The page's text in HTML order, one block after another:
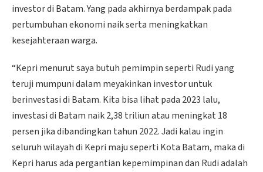
investor di Batam. Yang pada akhirnya berdampak pada
pertumbuhan ekonomi naik serta meningkatkan
kesejahteraan warga.
“Kepri menurut saya butuh pemimpin seperti Rudi yang
teruji mumpuni dalam meyakinkan investor untuk
berinvestasi di Batam. Kita bisa lihat pada 2023 lalu,
investasi di Batam naik 2,38 triliun atau meningkat 18
persen jika dibandingkan tahun 2022. Jadi kalau ingin
seluruh wilayah di Kepri maju seperti Kota Batam, maka di
Kepri harus ada pergantian kepemimpinan dan Rudi adalah